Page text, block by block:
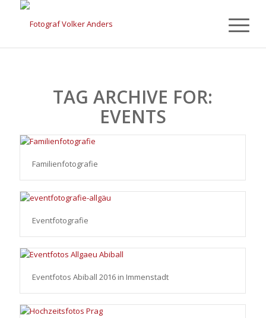
TAG ARCHIVE FOR:
EVENTS
Familienfotografie
Eventfotografie
Eventfotos Abiball 2016 in Immenstadt